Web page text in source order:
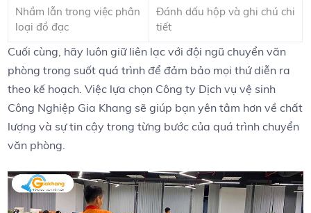
Nhầm lẫn trong việc ‌phân
loại đồ đạc
Đánh ⁤dấu hộp và ghi ⁤chú chi
tiết
Cuối cùng, hãy luôn giữ liên lạc với ⁤đội ngũ chuyển văn
phòng trong suốt quá trình ​để đảm‍ bảo mọi thứ diễn ra
theo kế hoạch. Việc ‌lựa chọn Công ty Dịch vụ vệ sinh
Công Nghiệp Gia Khang sẽ giúp bạn yên tâm hơn về ⁢chất
lượng và sự tin cậy trong từng bước của quá trình chuyển
văn phòng.